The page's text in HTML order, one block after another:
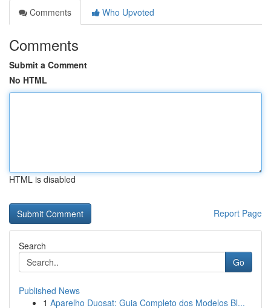
Comments
Who Upvoted
Comments
Submit a Comment
No HTML
HTML is disabled
Report Page
Search
Go
Published News
1 Aparelho Duosat: Guia Completo dos Modelos Bl...